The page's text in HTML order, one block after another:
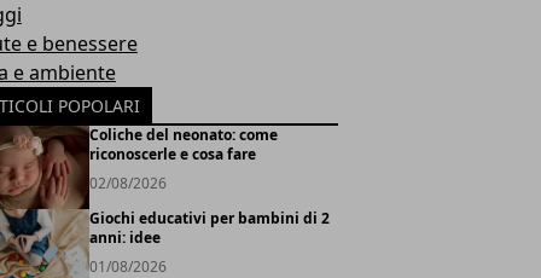
e benessere
e ambiente
POPOLARI
Coliche del neonato: come
riconoscerle e cosa fare
02/08/2026
Giochi educativi per bambini di 2
anni: idee
01/08/2026